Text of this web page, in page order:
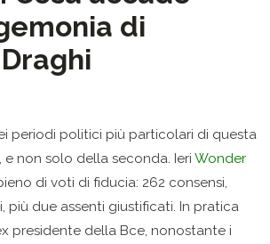
di
periodi politici più particolari di questa
non solo della seconda. Ieri Wonder
di voti di fiducia: 262 consensi,
più due assenti giustificati. In pratica
presidente della Bce, nonostante i